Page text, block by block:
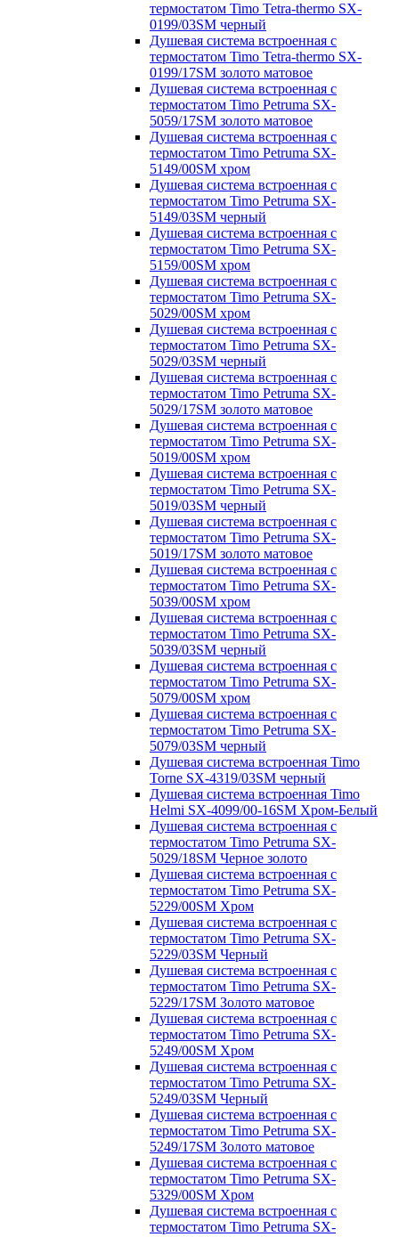
термостатом Timo Tetra-thermo SX-
0199/03SM черный
Душевая система встроенная с
термостатом Timo Tetra-thermo SX-
0199/17SM золото матовое
Душевая система встроенная с
термостатом Timo Petruma SX-
5059/17SM золото матовое
Душевая система встроенная с
термостатом Timo Petruma SX-
5149/00SM хром
Душевая система встроенная с
термостатом Timo Petruma SX-
5149/03SM черный
Душевая система встроенная с
термостатом Timo Petruma SX-
5159/00SM хром
Душевая система встроенная с
термостатом Timo Petruma SX-
5029/00SM хром
Душевая система встроенная с
термостатом Timo Petruma SX-
5029/03SM черный
Душевая система встроенная с
термостатом Timo Petruma SX-
5029/17SM золото матовое
Душевая система встроенная с
термостатом Timo Petruma SX-
5019/00SM хром
Душевая система встроенная с
термостатом Timo Petruma SX-
5019/03SM черный
Душевая система встроенная с
термостатом Timo Petruma SX-
5019/17SM золото матовое
Душевая система встроенная с
термостатом Timo Petruma SX-
5039/00SM хром
Душевая система встроенная с
термостатом Timo Petruma SX-
5039/03SM черный
Душевая система встроенная с
термостатом Timo Petruma SX-
5079/00SM хром
Душевая система встроенная с
термостатом Timo Petruma SX-
5079/03SM черный
Душевая система встроенная Timo
Torne SX-4319/03SM черный
Душевая система встроенная Timo
Helmi SX-4099/00-16SM Хром-Белый
Душевая система встроенная с
термостатом Timo Petruma SX-
5029/18SM Черное золото
Душевая система встроенная с
термостатом Timo Petruma SX-
5229/00SM Хром
Душевая система встроенная с
термостатом Timo Petruma SX-
5229/03SM Черный
Душевая система встроенная с
термостатом Timo Petruma SX-
5229/17SM Золото матовое
Душевая система встроенная с
термостатом Timo Petruma SX-
5249/00SM Хром
Душевая система встроенная с
термостатом Timo Petruma SX-
5249/03SM Черный
Душевая система встроенная с
термостатом Timo Petruma SX-
5249/17SM Золото матовое
Душевая система встроенная с
термостатом Timo Petruma SX-
5329/00SM Хром
Душевая система встроенная с
термостатом Timo Petruma SX-